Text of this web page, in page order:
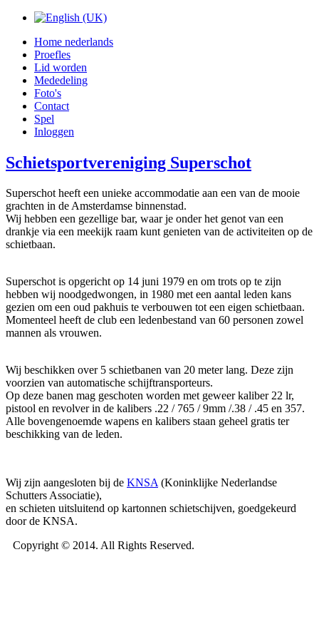
Home nederlands
Proefles
Lid worden
Mededeling
Foto's
Contact
Spel
Inloggen
Schietsportvereniging Superschot
Superschot heeft een unieke accommodatie aan een van de mooie
grachten in de Amsterdamse binnenstad.
Wij hebben een gezellige bar, waar je onder het genot van een
drankje via een meekijk raam kunt genieten van de activiteiten op de
schietbaan.
Superschot is opgericht op 14 juni 1979 en om trots op te zijn
hebben wij noodgedwongen, in 1980 met een aantal leden kans
gezien om een oud pakhuis te verbouwen tot een eigen schietbaan.
Momenteel heeft de club een ledenbestand van 60 personen zowel
mannen als vrouwen.
Wij beschikken over 5 schietbanen van 20 meter lang. Deze zijn
voorzien van automatische schijftransporteurs.
Op deze banen mag geschoten worden met geweer kaliber 22 lr,
pistool en revolver in de kalibers .22 / 765 / 9mm /.38 / .45 en 357.
Alle bovengenoemde wapens en kalibers staan geheel gratis ter
beschikking van de leden.
Wij zijn aangesloten bij de KNSA (Koninklijke Nederlandse
Schutters Associatie),
en schieten uitsluitend op kartonnen schietschijven, goedgekeurd
door de KNSA.
Copyright © 2014. All Rights Reserved.